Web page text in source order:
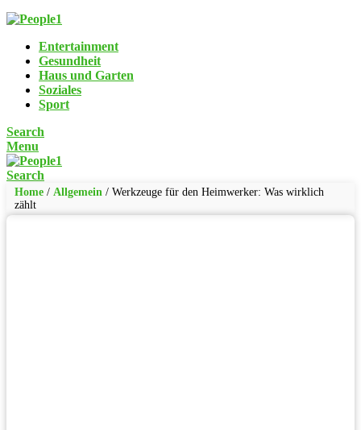
Entertainment
Gesundheit
Haus und Garten
Soziales
Sport
Search
Menu
Search
Home / Allgemein / Werkzeuge für den Heimwerker: Was wirklich
zählt